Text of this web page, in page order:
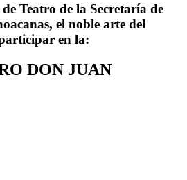
Teatro de la Secretaría de
el noble arte del
en la:
DON JUAN